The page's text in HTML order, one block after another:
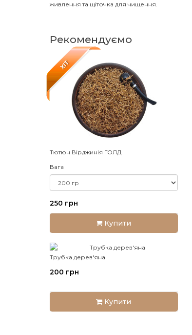
живлення та щіточка для чищення.
Рекомендуємо
Тютюн Вірджинія ГОЛД
XIT
Вага
250 грн
Купити
Трубка дерев'яна
200 грн
Купити